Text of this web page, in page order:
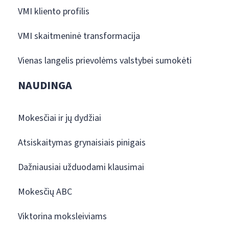
VMI kliento profilis
VMI skaitmeninė transformacija
Vienas langelis prievolėms valstybei sumokėti
NAUDINGA
Mokesčiai ir jų dydžiai
Atsiskaitymas grynaisiais pinigais
Dažniausiai užduodami klausimai
Mokesčių ABC
Viktorina moksleiviams